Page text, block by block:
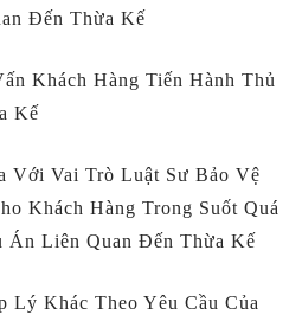
Đến Thừa Kế
Khách Hàng Tiến Hành Thủ
Kế
Với Vai Trò Luật Sư Bảo Vệ
Khách Hàng Trong Suốt Quá
Án Liên Quan Đến Thừa Kế
Lý Khác Theo Yêu Cầu Của